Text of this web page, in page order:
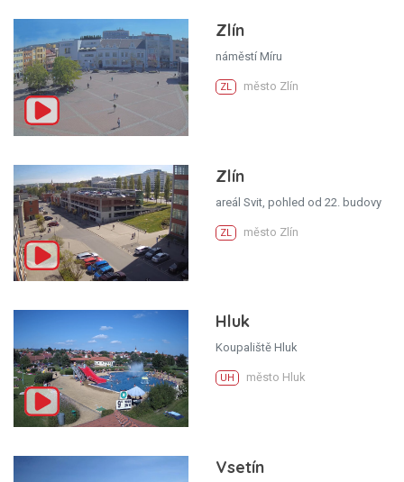
Zlín
náměstí Míru
ZL město Zlín
Zlín
areál Svit, pohled od 22. budovy
ZL město Zlín
Hluk
Koupaliště Hluk
UH město Hluk
Vsetín